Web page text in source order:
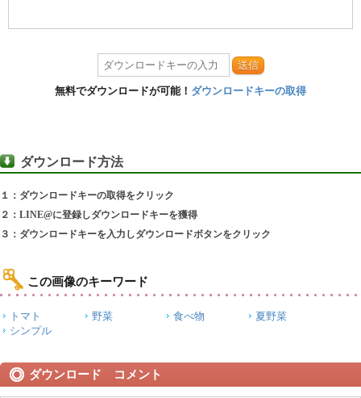
送信
無料でダウンロードが可能！ ダウンロードキーの取得
ダウンロード方法
１：ダウンロードキーの取得をクリック
２：LINE@に登録しダウンロードキーを獲得
３：ダウンロードキーを入力しダウンロードボタンをクリック
この画像のキーワード
トマト 野菜 食べ物
夏野菜
シンプル
ダウンロード コメント